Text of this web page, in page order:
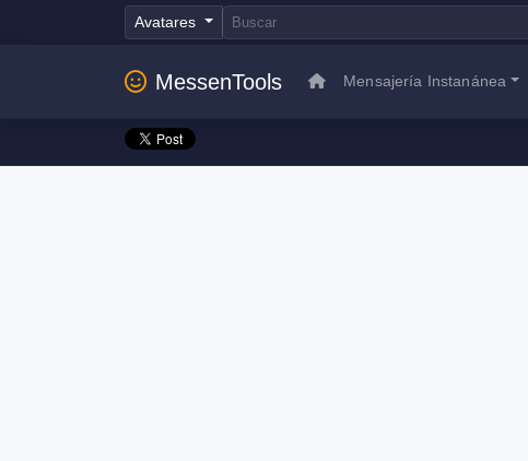
Avatares
MessenTools Mensajería Instanánea